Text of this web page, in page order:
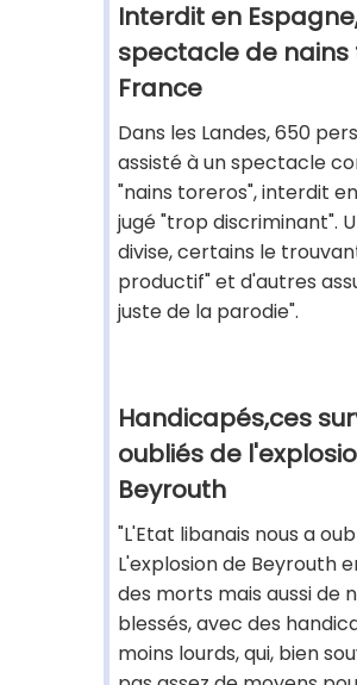
Interdit en
spectacle de nains
France
Dans les Landes, 650
assisté à un spectacle
"nains toreros", interdit
jugé "trop discriminant".
divise, certains le
productif" et d'autres
juste de la parodie".
Handicapés,ces
oubliés de
Beyrouth
"L'Etat libanais nous a
L'explosion de Beyrouth
des morts mais aussi de
blessés, avec des
moins lourds, qui, bien